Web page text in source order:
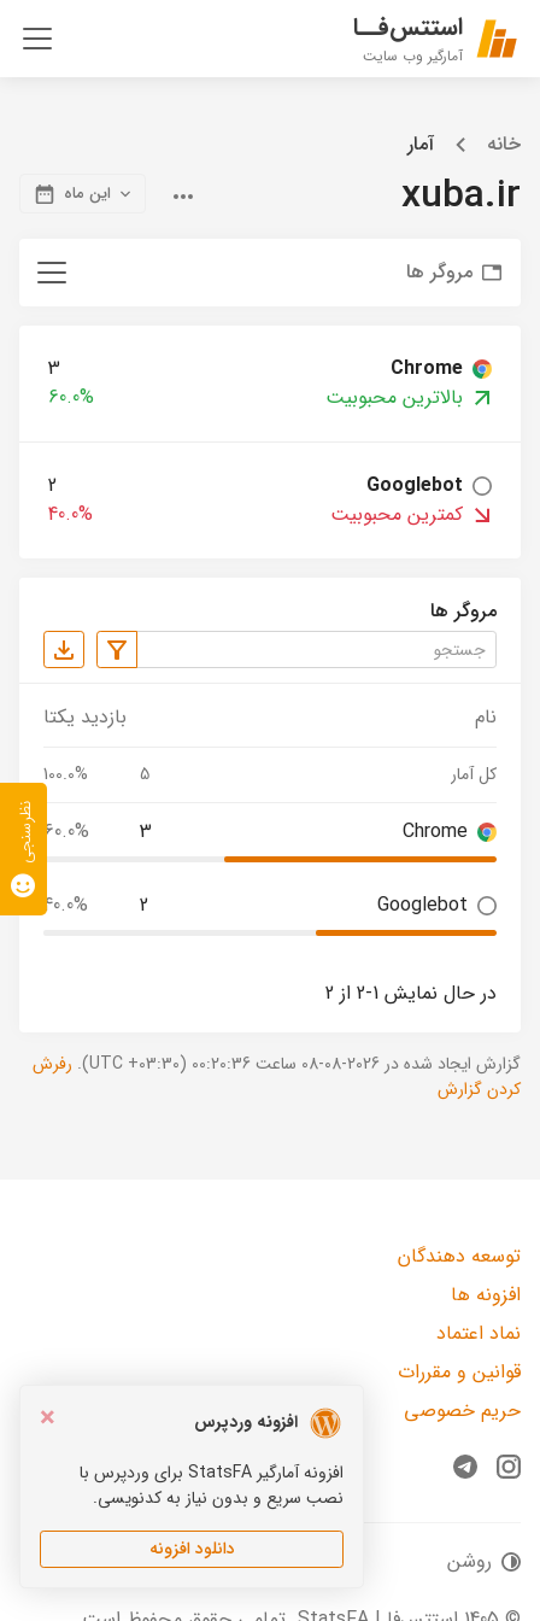
استتس‌فــا
آمارگیر وب سایت
خانه آمار
xuba.ir این ماه
مروگر ها
Chrome
3
بالاترین محبوبیت
60.0%
Googlebot
2
کمترین محبوبیت
40.0%
مروگر ها
نام بازدید یکتا
کل آمار 5
100.0%
Chrome
3
60.0%
Googlebot
2
40.0%
در حال نمایش 1-2 از 2
گزارش ایجاد شده در 2026-08-08 ساعت 00:20:36 (UTC +03:30).
رفرش
کردن گزارش
×
افزونه وردپرس
افزونه آمارگیر StatsFA برای وردپرس با
نصب سریع و بدون نیاز به کدنویسی.
دانلود افزونه
توسعه دهندگان
افزونه ها
نماد اعتماد
قوانین و مقررات
حریم خصوصی
Instagram
Telegram
روشن
نظرسنجی